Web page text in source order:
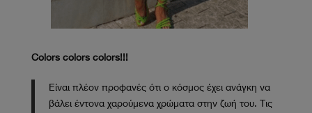
Colors colors colors!!!
Είναι πλέον προφανές ότι ο κόσμος έχει ανάγκη να
βάλει έντονα χαρούμενα χρώματα στην ζωή του. Τις